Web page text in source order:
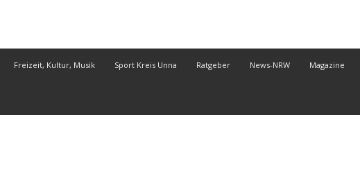
Freizeit, Kultur, Musik Sport Kreis Unna Ratgeber News-NRW Magazine